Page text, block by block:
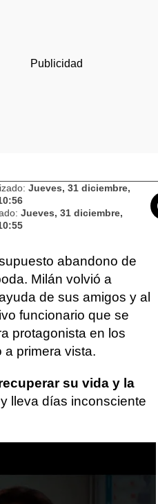
Jueves, 31 diciembre,
Jueves, 31 diciembre,
abandono de
Milán volvió a
de sus amigos y al
funcionario que se
protagonista en los
a primera vista.
su vida y la
lleva días inconsciente